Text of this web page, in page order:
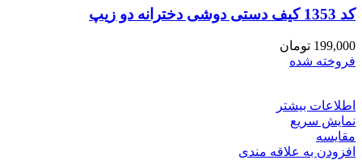
کد 1353 کیف دستی دوشی دخترانه دو زیپ
199,000 تومان
فروخته شده
اطلاعات بیشتر
نمایش سریع
مقايسه
افزودن به علاقه مندی